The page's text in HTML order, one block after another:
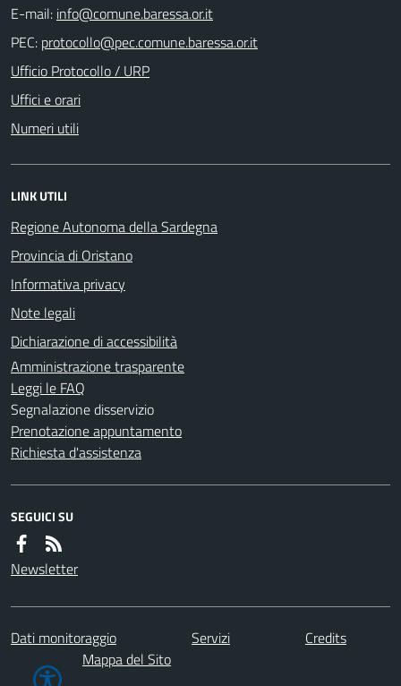
E-mail:
PEC:
Ufficio Protocollo / URP
Uffici e orari
Numeri utili
LINK UTILI
Regione Autonoma della Sardegna
Provincia di Oristano
Informativa privacy
Note legali
Dichiarazione di accessibilità
Amministrazione trasparente
Leggi le FAQ
Segnalazione disservizio
Prenotazione appuntamento
Richiesta d'assistenza
SEGUICI SU
Newsletter
Dati monitoraggio Servizi
Credits
Mappa del Sito